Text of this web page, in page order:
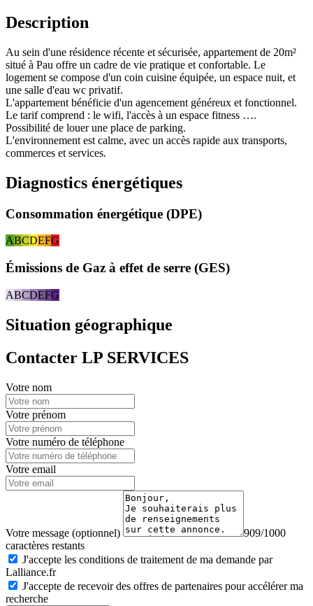
Description
Au sein d'une résidence récente et sécurisée, appartement de 20m²
situé à Pau offre un cadre de vie pratique et confortable. Le
logement se compose d'un coin cuisine équipée, un espace nuit, et
une salle d'eau wc privatif.
L'appartement bénéficie d'un agencement généreux et fonctionnel.
Le tarif comprend : le wifi, l'accès à un espace fitness ….
Possibilité de louer une place de parking.
L'environnement est calme, avec un accès rapide aux transports,
commerces et services.
Diagnostics énergétiques
Consommation énergétique (DPE)
ABCDEFG
Émissions de Gaz à effet de serre (GES)
ABCDEFG
Situation géographique
Contacter LP SERVICES
Votre nom
Votre prénom
Votre numéro de téléphone
Votre email
Votre message (optionnel)
909/1000
caractères restants
J'accepte les conditions de traitement de ma demande par
Lalliance.fr
J'accepte de recevoir des offres de partenaires pour accélérer ma
recherche